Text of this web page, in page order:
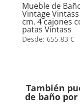
Mueble de
Vintage
cm. 4 cajones
patas Vintass
Desde: 655,83 €
También
de baño